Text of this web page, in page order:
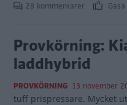
28 kommentarer
Provkörning:
laddhybrid
PROVKÖRNING 13 november
tuff prispressare. Mycket